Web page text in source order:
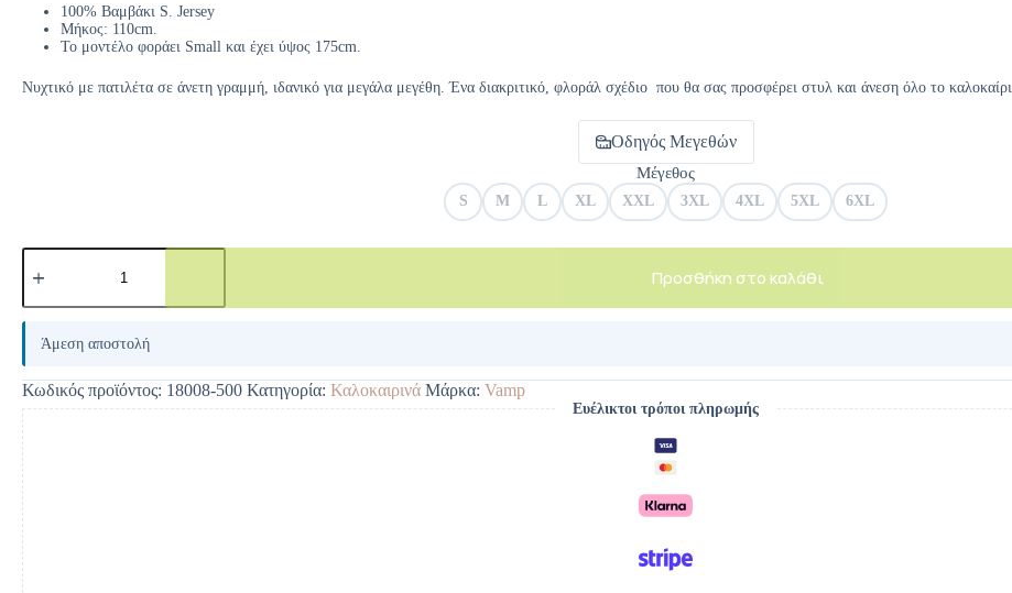
100% Βαμβάκι S. Jersey
Μήκος: 110cm.
Το μοντέλο φοράει Small και έχει ύψος 175cm.
Νυχτικό με πατιλέτα σε άνετη γραμμή, ιδανικό για μεγάλα μεγέθη. Ένα διακριτικό, φλοράλ σχέδιο που θα σας προσφέρει στυλ και άνεση όλο το καλοκαίρι.
Οδηγός Μεγεθών
Μέγεθος
S M L XL XXL 3XL 4XL 5XL 6XL
Προσθήκη στο καλάθι
A
e
r
n
a
t
i
v
e
:
Άμεση αποστολή
Κωδικός προϊόντος: 18008-500 Κατηγορία: Καλοκαιρινά Μάρκα: Vamp
Ευέλικτοι τρόποι πληρωμής